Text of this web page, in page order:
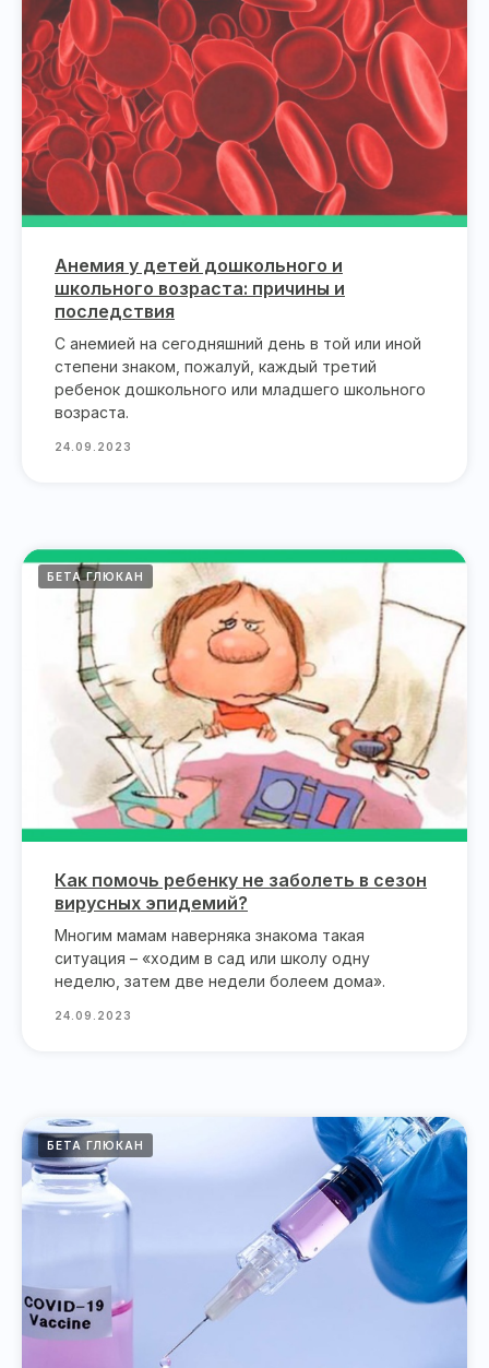
Анемия у детей дошкольного и
школьного возраста: причины и
последствия
С анемией на сегодняшний день в той или иной
степени знаком, пожалуй, каждый третий
ребенок дошкольного или младшего школьного
возраста.
24.09.2023
БЕТА ГЛЮКАН
Как помочь ребенку не заболеть в сезон
вирусных эпидемий?
Многим мамам наверняка знакома такая
ситуация – «ходим в сад или школу одну
неделю, затем две недели болеем дома».
24.09.2023
БЕТА ГЛЮКАН